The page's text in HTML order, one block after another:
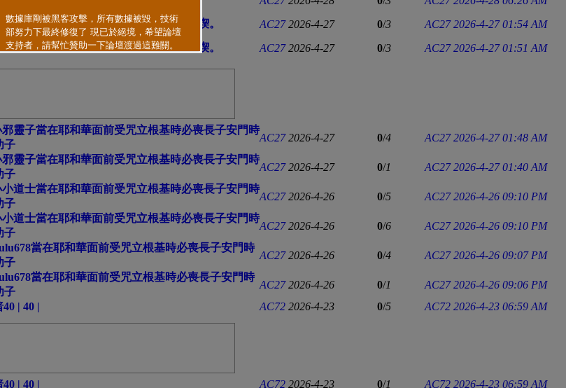
下去；他們必被刀劍所殺，被野狗所喫。 AC27 2026-4-27 0/3 AC27 2026-4-27 01:54 AM
下去；他們必被刀劍所殺，被野狗所喫。 AC27 2026-4-27 0/3 AC27 2026-4-27 01:51 AM
靈子當在耶和華面前受咒立根基時必喪長子安門時
子
AC27 2026-4-27 0/4 AC27 2026-4-27 01:48 AM
靈子當在耶和華面前受咒立根基時必喪長子安門時
子
AC27 2026-4-27 0/1 AC27 2026-4-27 01:40 AM
道士當在耶和華面前受咒立根基時必喪長子安門時
子
AC27 2026-4-26 0/5 AC27 2026-4-26 09:10 PM
道士當在耶和華面前受咒立根基時必喪長子安門時
子
AC27 2026-4-26 0/6 AC27 2026-4-26 09:10 PM
當在耶和華面前受咒立根基時必喪長子安門時
子
AC27 2026-4-26 0/4 AC27 2026-4-26 09:07 PM
當在耶和華面前受咒立根基時必喪長子安門時
子
AC27 2026-4-26 0/1 AC27 2026-4-26 09:06 PM
40 | 40 | AC72 2026-4-23 0/5 AC72 2026-4-23 06:59 AM
40 | 40 | AC72 2026-4-23 0/1 AC72 2026-4-23 06:59 AM